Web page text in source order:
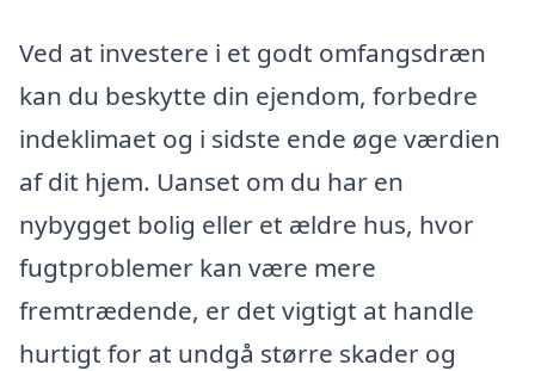
Ved at investere i et godt omfangsdræn
kan du beskytte din ejendom, forbedre
indeklimaet og i sidste ende øge værdien
af dit hjem. Uanset om du har en
nybygget bolig eller et ældre hus, hvor
fugtproblemer kan være mere
fremtrædende, er det vigtigt at handle
hurtigt for at undgå større skader og